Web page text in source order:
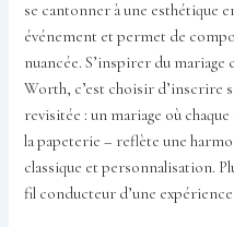
se cantonner à une esthétique
événement et permet de
nuancée. S’inspirer du
Worth, c’est choisir d’inscrire
revisitée : un mariage où
la papeterie – reflète une
classique et personnalisation.
fil conducteur d’une